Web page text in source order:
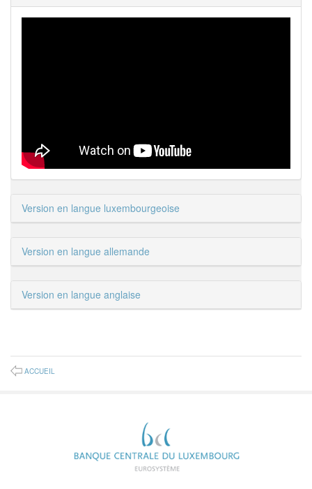
Version en langue luxembourgeoise
Version en langue allemande
Version en langue anglaise
ACCUEIL